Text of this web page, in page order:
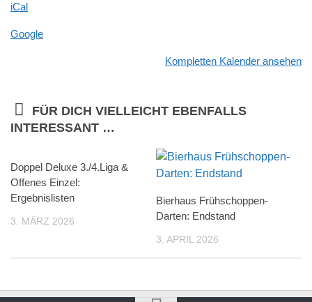
iCal
Google
Kompletten Kalender ansehen
FÜR DICH VIELLEICHT EBENFALLS
INTERESSANT …
Doppel Deluxe 3./4.Liga &
Offenes Einzel:
Ergebnislisten
3. MÄRZ 2026
Bierhaus Frühschoppen-
Darten: Endstand
3. APRIL 2026